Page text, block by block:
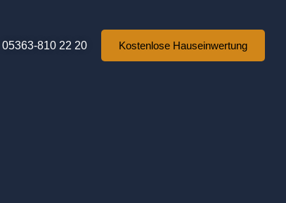
05363-810 22 20 Kostenlose Hauseinwertung